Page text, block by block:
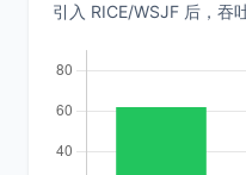
引入 RICE/WSJF 后，吞